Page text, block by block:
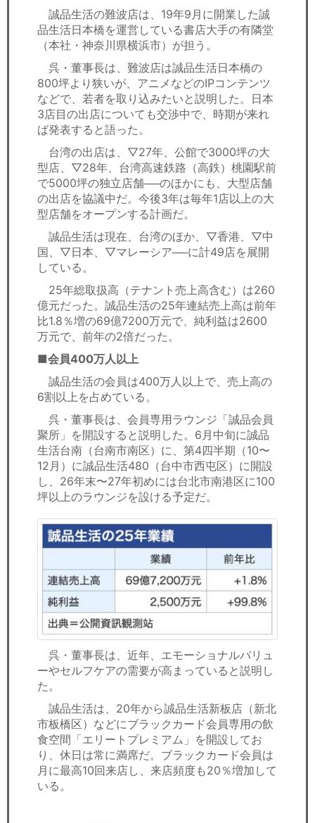
誠品生活の難波店は、19年9月に開業した誠
品生活日本橋を運営している書店大手の有隣堂
（本社・神奈川県横浜市）が担う。
呉・董事長は、難波店は誠品生活日本橋の
800坪より狭いが、アニメなどのIPコンテンツ
などで、若者を取り込みたいと説明した。日本
3店目の出店についても交渉中で、時期が来れ
ば発表すると語った。
台湾の出店は、▽27年、公館で3000坪の大
型店、▽28年、台湾高速鉄路（高鉄）桃園駅前
で5000坪の独立店舗──のほかにも、大型店舗
の出店を協議中だ。今後3年は毎年1店以上の大
型店舗をオープンする計画だ。
誠品生活は現在、台湾のほか、▽香港、▽中
国、▽日本、▽マレーシア──に計49店を展開
している。
25年総取扱高（テナント売上高含む）は260
億元だった。誠品生活の25年連結売上高は前年
比1.8％増の69億7200万元で、純利益は2600
万元で、前年の2倍だった。
■会員400万人以上
誠品生活の会員は400万人以上で、売上高の
6割以上を占めている。
呉・董事長は、会員専用ラウンジ「誠品会員
聚所」を開設すると説明した。6月中旬に誠品
生活台南（台南市南区）に、第4四半期（10〜
12月）に誠品生活480（台中市西屯区）に開設
し、26年末〜27年初めには台北市南港区に100
坪以上のラウンジを設ける予定だ。
呉・董事長は、近年、エモーショナルバリュ
ーやセルフケアの需要が高まっていると説明し
た。
誠品生活は、20年から誠品生活新板店（新北
市板橋区）などにブラックカード会員専用の飲
食空間「エリートプレミアム」を開設してお
り、休日は常に満席だ。ブラックカード会員は
月に最高10回来店し、来店頻度も20％増加して
いる。